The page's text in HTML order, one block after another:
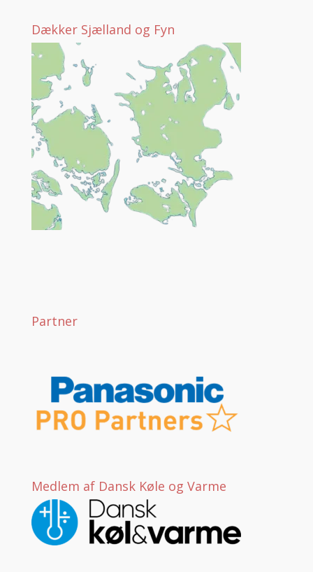
Dækker Sjælland og Fyn
Partner
Medlem af Dansk Køle og Varme